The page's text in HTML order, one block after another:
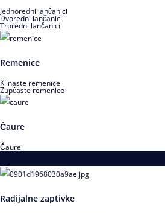
Jednoredni lančanici
Dvoredni lančanici
Troredni lančanici
Remenice
Klinaste remenice
Zupčaste remenice
Čaure
Čaure
Radijalne zaptivke